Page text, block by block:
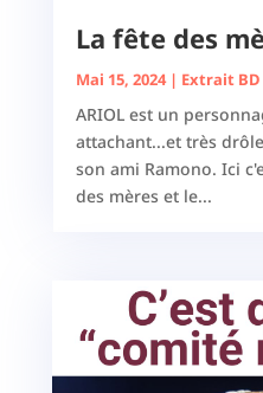
La fête des
Mai 15, 2024| Extrait BD
ARIOL est un
attachant...et très
son ami Ramono. Ici
des mères et le...